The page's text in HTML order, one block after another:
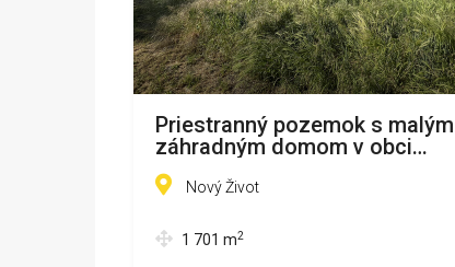
Priestranný pozemok s malým
záhradným domom v obci
Nový život
Nový Život
1 701 m2